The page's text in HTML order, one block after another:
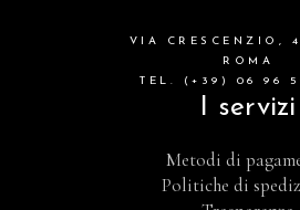
VIA CRESCENZIO,
ROMA
TEL. (+39) 06 96
I servizi
Metodi di
Politiche di